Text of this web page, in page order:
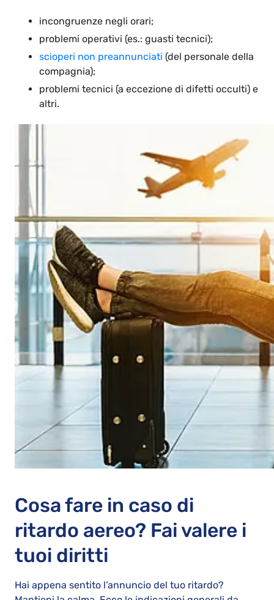
incongruenze negli orari;
problemi operativi (es.: guasti tecnici);
scioperi non preannunciati (del personale della
compagnia);
problemi tecnici (a eccezione di difetti occulti) e
altri.
Cosa fare in caso di
ritardo aereo? Fai valere i
tuoi diritti
Hai appena sentito l’annuncio del tuo ritardo?